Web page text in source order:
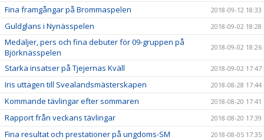
Fina framgångar på Brommaspelen 2018-09-12 18:33
Guldglans i Nynässpelen 2018-09-02 18:28
Medaljer, pers och fina debuter för 09-gruppen på
Björknässpelen
2018-09-02 18:26
Starka insatser på Tjejernas Kväll 2018-09-02 17:47
Iris uttagen till Svealandsmästerskapen 2018-08-28 17:44
Kommande tävlingar efter sommaren 2018-08-20 17:41
Rapport från veckans tävlingar 2018-08-20 17:39
Fina resultat och prestationer på ungdoms-SM 2018-08-05 17:35